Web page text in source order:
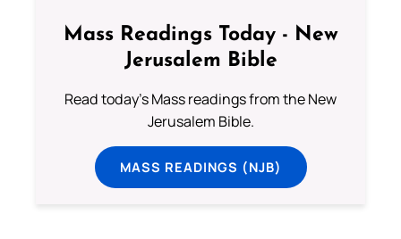
Mass Readings Today - New
Jerusalem Bible
Read today's Mass readings from the New
Jerusalem Bible.
MASS READINGS (NJB)